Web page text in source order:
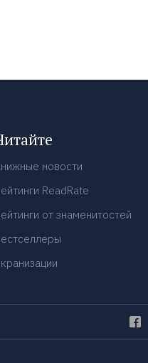
новости
ReadRate
от знаменитостей